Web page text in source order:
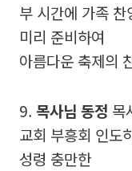
부 시간에 가족
미리 준비하여
아름다운 축제의
9. 목사님 동정 목
교회 부흥회 인도
성령 충만한